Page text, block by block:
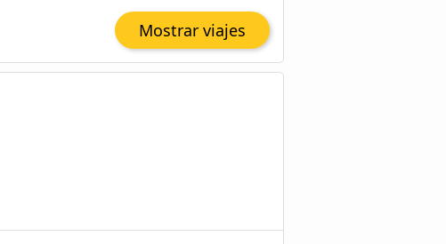
Mostrar viajes